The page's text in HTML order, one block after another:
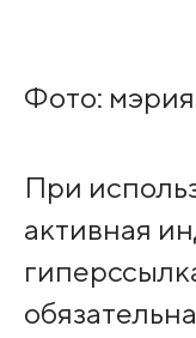
Фото:
При
активная